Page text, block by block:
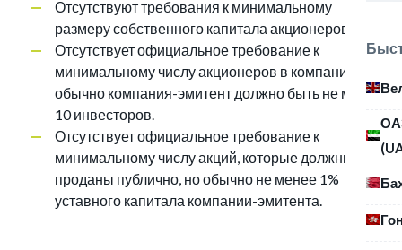
Отсутствуют требования к минимальному
размеру собственного капитала акционеров.
Отсутствует официальное требование к
минимальному числу акционеров в компании, но
обычно компания-эмитент должно быть не менее
10 инвесторов.
Отсутствует официальное требование к
минимальному числу акций, которые должны быть
проданы публично, но обычно не менее 1%
уставного капитала компании-эмитента.